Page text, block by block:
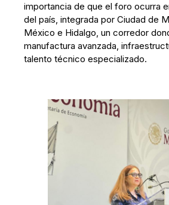
importancia de que el foro ocurra
del país, integrada por Ciudad de
México e Hidalgo, un corredor
manufactura avanzada,
talento técnico especializado.